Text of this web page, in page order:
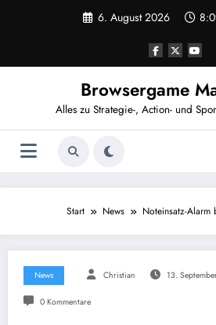
6. August 2026
Browsergame
Alles zu Strategie-, Action- und
Start News Noteinsatz-
News Christian 13.
0 Kommentare